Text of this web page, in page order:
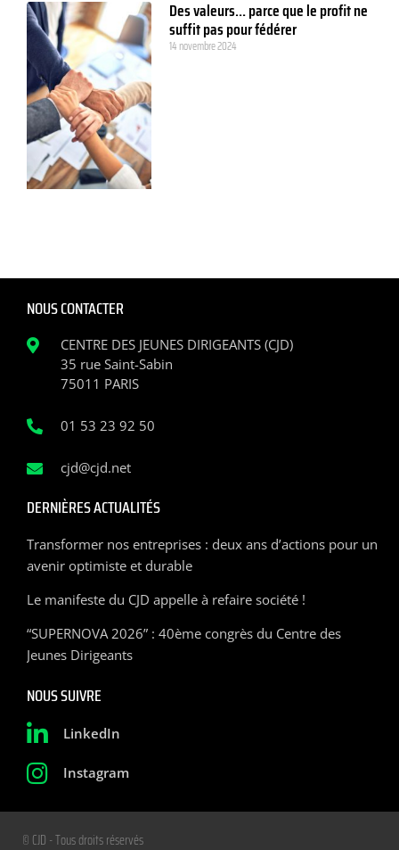
Des valeurs… parce que le profit ne
suffit pas pour fédérer
14 novembre 2024
NOUS CONTACTER
CENTRE DES JEUNES DIRIGEANTS (CJD)
35 rue Saint-Sabin
75011 PARIS
01 53 23 92 50
cjd@cjd.net
DERNIÈRES ACTUALITÉS
Transformer nos entreprises : deux ans d’actions pour un
avenir optimiste et durable
Le manifeste du CJD appelle à refaire société !
“SUPERNOVA 2026” : 40ème congrès du Centre des
Jeunes Dirigeants
NOUS SUIVRE
LinkedIn
Instagram
© CJD - Tous droits réservés